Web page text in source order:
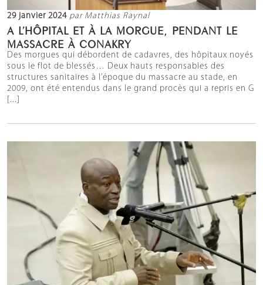
29 janvier 2024 par Matthias Raynal
A L’HÔPITAL ET À LA MORGUE, PENDANT LE
MASSACRE À CONAKRY
Des morgues qui débordent de cadavres, des hôpitaux noyés
sous le flot de blessés… Deux hauts responsables des
structures sanitaires à l’époque du massacre au stade, en
2009, ont été entendus dans le grand procès qui a repris en G
[...]